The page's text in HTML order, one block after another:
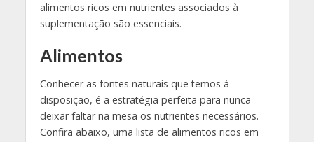
alimentos ricos em nutrientes associados à
suplementação são essenciais.
Alimentos
Conhecer as fontes naturais que temos à
disposição, é a estratégia perfeita para nunca
deixar faltar na mesa os nutrientes necessários.
Confira abaixo, uma lista de alimentos ricos em